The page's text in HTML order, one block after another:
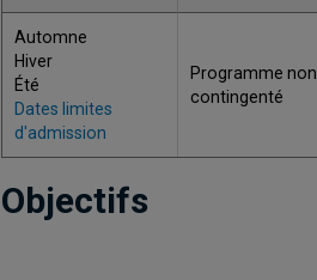
Automne
Hiver
Été
Dates limites
d'admission
Programme non
contingenté
Objectifs